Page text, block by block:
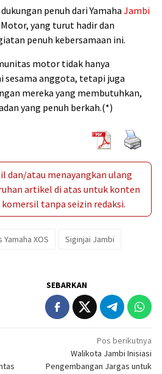
penuh dari Yamaha Jambi
yang turut hadir dan
penuh kebersamaan ini.
motor tidak hanya
anggota, tetapi juga
mereka yang membutuhkan,
yang penuh berkah.(*)
dan/atau menayangkan ulang
artikel di atas untuk konten
tanpa seizin redaksi.
XOS
Siginjai Jambi
SEBARKAN
Pos berikutnya
Walikota Jambi Inisiasi
Pengembangan Jargas untuk